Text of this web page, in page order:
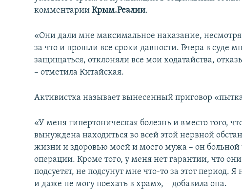
комментарииКрым.Реалии.
«Они дали мне максимальное наказание,
за что и прошли все сроки давности. Вчера в суде
защищаться, отклоняли все мои ходатайства,
– отметила Китайская.
Активистка называет вынесенный приговор
«У меня гипертоническая болезнь и вместо того,
вынуждена находиться во всей этой нервной
жизни и здоровью моей и моего мужа – он больной
операции. Кроме того, у меня нет гарантии, что
подсуетят, не подсунут мне что-то за этот период.
и даже не могу поехать в храм», – добавила она.